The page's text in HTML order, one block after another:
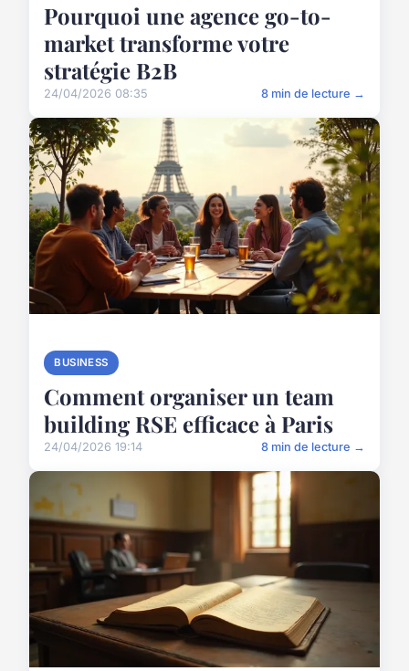
Pourquoi une agence go-to-
market transforme votre
stratégie B2B
24/04/2026 08:35 8 min de lecture →
BUSINESS
Comment organiser un team
building RSE efficace à Paris
24/04/2026 19:14 8 min de lecture →